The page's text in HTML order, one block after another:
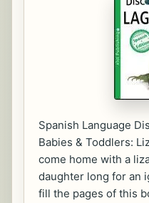
Spanish Language
Babies & Toddlers:
come home with a
daughter long for an
fill the pages of this